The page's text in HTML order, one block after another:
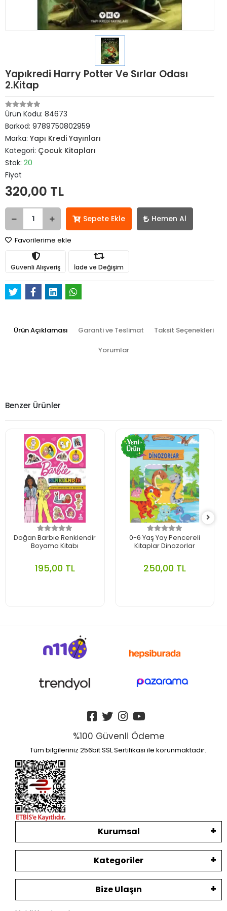
Yapıkredi Harry Potter Ve Sırlar Odası
2.Kitap
Ürün Kodu: 84673
Barkod: 9789750802959
Marka: Yapı Kredi Yayınları
Kategori: Çocuk Kitapları
Stok: 20
Fiyat
320,00 TL
Sepete Ekle Hemen Al
Favorilerime ekle
Güvenli Alışveriş İade ve Değişim
Ürün Açıklaması Garanti ve Teslimat Taksit Seçenekleri
Yorumlar
Benzer Ürünler
Doğan Barbıe Renklendir
Boyama Kitabı
195,00 TL
0-6 Yaş Yay Pencereli
Kitaplar Dinozorlar
250,00 TL
%100 Güvenli Ödeme
Tüm bilgileriniz 256bit SSL Sertifikası ile korunmaktadır.
Kurumsal
Kategoriler
Bize Ulaşın